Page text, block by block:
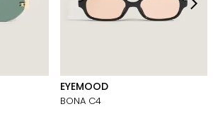
EYEMOOD
BONA C4